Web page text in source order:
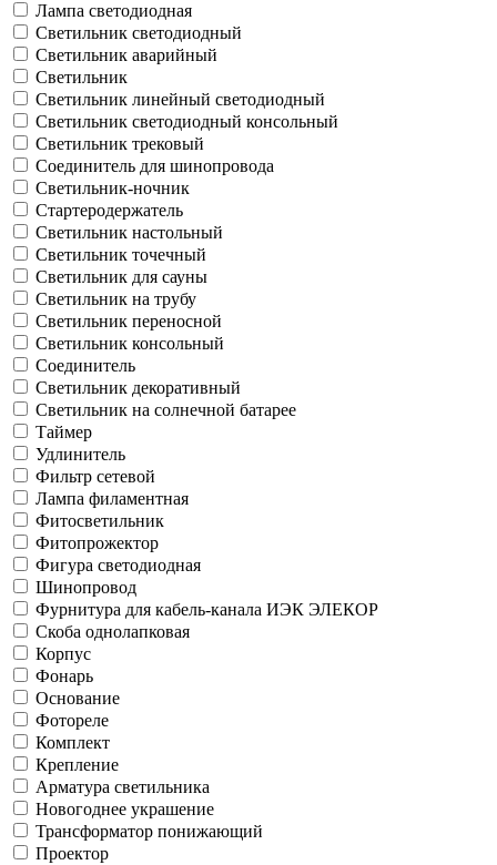
Лампа светодиодная
Светильник светодиодный
Светильник аварийный
Светильник
Светильник линейный светодиодный
Светильник светодиодный консольный
Светильник трековый
Соединитель для шинопровода
Светильник-ночник
Стартеродержатель
Светильник настольный
Светильник точечный
Светильник для сауны
Светильник на трубу
Светильник переносной
Светильник консольный
Соединитель
Светильник декоративный
Светильник на солнечной батареe
Таймер
Удлинитель
Фильтр сетевой
Лампа филаментная
Фитосветильник
Фитопрожектор
Фигура светодиодная
Шинопровод
Фурнитура для кабель-канала ИЭК ЭЛЕКОР
Скоба однолапковая
Корпус
Фонарь
Основание
Фотореле
Комплект
Крепление
Арматура светильника
Новогоднее украшение
Трансформатор понижающий
Проектор